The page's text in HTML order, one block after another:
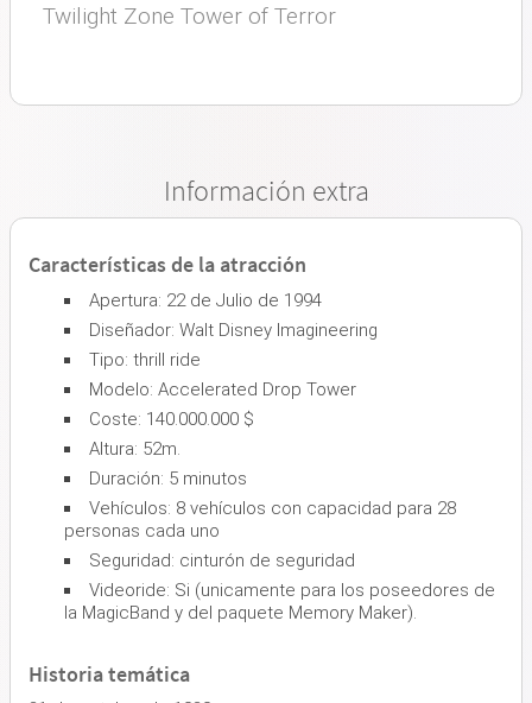
Twilight Zone Tower of Terror
Información extra
Características de la atracción
Apertura: 22 de Julio de 1994
Diseñador: Walt Disney Imagineering
Tipo: thrill ride
Modelo: Accelerated Drop Tower
Coste: 140.000.000 $
Altura: 52m.
Duración: 5 minutos
Vehículos: 8 vehículos con capacidad para 28
personas cada uno
Seguridad: cinturón de seguridad
Videoride: Si (unicamente para los poseedores de
la MagicBand y del paquete Memory Maker).
Historia temática